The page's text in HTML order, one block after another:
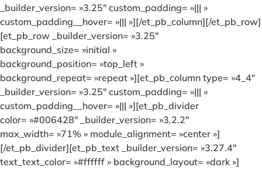
_builder_version= »3.25″ custom_padding= »||| »
custom_padding__hover= »||| »][/et_pb_column][/et_pb_row]
[et_pb_row _builder_version= »3.25″
background_size= »initial »
background_position= »top_left »
background_repeat= »repeat »][et_pb_column type= »4_4″
_builder_version= »3.25″ custom_padding= »||| »
custom_padding__hover= »||| »][et_pb_divider
color= »#006428″ _builder_version= »3.2.2″
max_width= »71% » module_alignment= »center »]
[/et_pb_divider][et_pb_text _builder_version= »3.27.4″
text_text_color= »#ffffff » background_layout= »dark »]